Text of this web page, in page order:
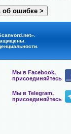
.
Мы в Facebook,
присоединяйтесь
Мы в Telegram,
присоединяйтесь